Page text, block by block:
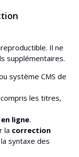
Il ne
supplémentaires.
système CMS de
les titres,
en ligne.
la correction
syntaxe des